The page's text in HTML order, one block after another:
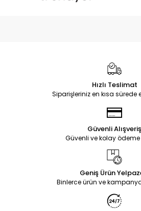
Hızlı Teslimat
Siparişleriniz en kısa sürede
Güvenli Alışveriş
Güvenli ve kolay
Geniş Ürün
Binlerce ürün ve